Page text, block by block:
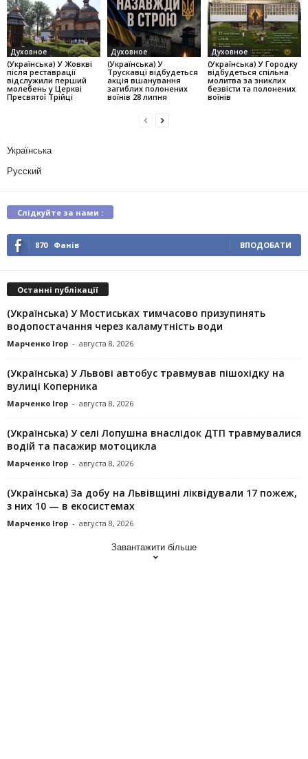
Духовное
(Українська) У Жовкві
після реставрації
відслужили перший
молебень у Церкві
Пресвятої Трійці
Духовное
(Українська) У
Трускавці відбудеться
акція вшанування
загиблих полонених
воїнів 28 липня
Духовное
(Українська) У Городку
відбудеться спільна
молитва за зниклих
безвісти та полонених
воїнів
Українська
Русский
Слідкуйте за нами :
870 Фанів ВПОДОБАТИ
Останні публікації
(Українська) У Мостиськах тимчасово призупинять
водопостачання через каламутність води
Марченко Ігор - августа 8, 2026
(Українська) У Львові автобус травмував пішохідку на
вулиці Коперника
Марченко Ігор - августа 8, 2026
(Українська) У селі Лопушна внаслідок ДТП травмувалися
водій та пасажир мотоцикла
Марченко Ігор - августа 8, 2026
(Українська) За добу на Львівщині ліквідували 17 пожеж,
з них 10 — в екосистемах
Марченко Ігор - августа 8, 2026
Завантажити більше